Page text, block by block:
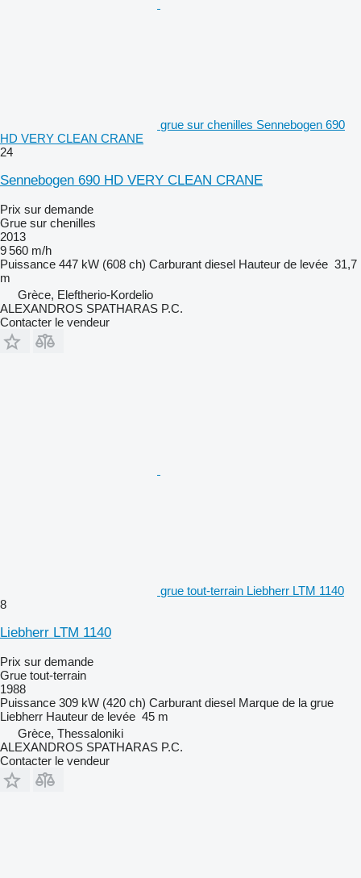
grue sur chenilles Sennebogen 690
HD VERY CLEAN CRANE
24
Sennebogen 690 HD VERY CLEAN CRANE
Prix sur demande
Grue sur chenilles
2013
9 560 m/h
Puissance 447 kW (608 ch) Carburant diesel Hauteur de levée 31,7
m
Grèce, Eleftherio-Kordelio
ALEXANDROS SPATHARAS P.C.
Contacter le vendeur
grue tout-terrain Liebherr LTM 1140
8
Liebherr LTM 1140
Prix sur demande
Grue tout-terrain
1988
Puissance 309 kW (420 ch) Carburant diesel Marque de la grue
Liebherr Hauteur de levée 45 m
Grèce, Thessaloniki
ALEXANDROS SPATHARAS P.C.
Contacter le vendeur